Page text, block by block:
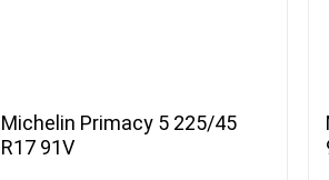
Michelin Primacy 5 225/45
R17 91V